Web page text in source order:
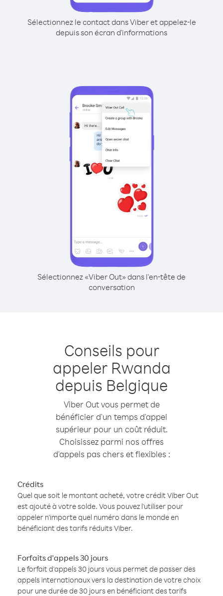
Sélectionnez le contact dans Viber et appelez-le
depuis son écran d'informations
Sélectionnez «Viber Out» dans l'en-tête de
conversation
Conseils pour
appeler Rwanda
depuis Belgique
Viber Out vous permet de
bénéficier d'un temps d'appel
supérieur pour un coût réduit.
Choisissez parmi nos offres
d'appels pas chers et flexibles :
Crédits
Quel que soit le montant acheté, votre crédit Viber Out
est ajouté à votre solde. Vous pouvez l'utiliser pour
appeler n'importe quel numéro dans le monde en
bénéficiant des tarifs réduits Viber.
Forfaits d'appels 30 jours
Le forfait d'appels 30 jours vous permet de passer des
appels internationaux vers la destination de votre choix
pour une durée de 30 jours en bénéficiant des tarifs